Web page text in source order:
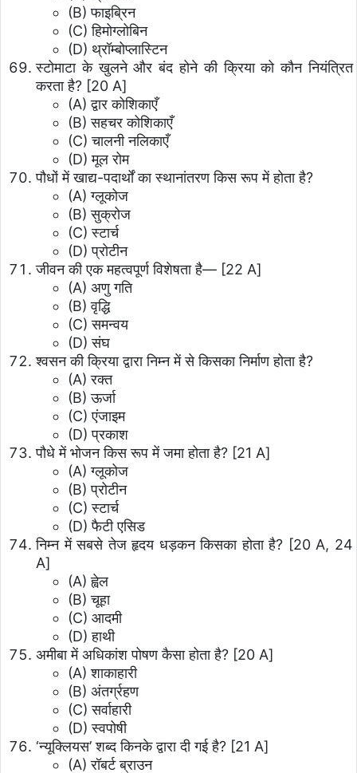
(B) फाइब्रिन
(C) हिमोग्लोबिन
(D) थ्रॉम्बोप्लास्टिन
स्टोमाटा के खुलने और बंद होने की क्रिया को कौन नियंत्रित
करता है? [20 A]
(A) द्वार कोशिकाएँ
(B) सहचर कोशिकाएँ
(C) चालनी नलिकाएँ
(D) मूल रोम
पौधों में खाद्य-पदार्थों का स्थानांतरण किस रूप में होता है?
(A) ग्लूकोज
(B) सुक्रोज
(C) स्टार्च
(D) प्रोटीन
जीवन की एक महत्वपूर्ण विशेषता है— [22 A]
(A) अणु गति
(B) वृद्धि
(C) समन्वय
(D) संघ
श्वसन की क्रिया द्वारा निम्न में से किसका निर्माण होता है?
(A) रक्त
(B) ऊर्जा
(C) एंजाइम
(D) प्रकाश
पौधे में भोजन किस रूप में जमा होता है? [21 A]
(A) ग्लूकोज
(B) प्रोटीन
(C) स्टार्च
(D) फैटी एसिड
निम्न में सबसे तेज हृदय धड़कन किसका होता है? [20 A, 24
A]
(A) ह्वेल
(B) चूहा
(C) आदमी
(D) हाथी
अमीबा में अधिकांश पोषण कैसा होता है? [20 A]
(A) शाकाहारी
(B) अंतर्ग्रहण
(C) सर्वाहारी
(D) स्वपोषी
‘न्यूक्लियस’ शब्द किनके द्वारा दी गई है? [21 A]
(A) रॉबर्ट ब्राउन